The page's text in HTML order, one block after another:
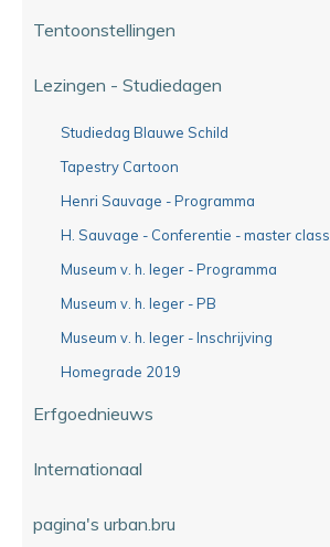
Tentoonstellingen
Lezingen - Studiedagen
Studiedag Blauwe Schild
Tapestry Cartoon
Henri Sauvage - Programma
H. Sauvage - Conferentie - master class
Museum v. h. leger - Programma
Museum v. h. leger - PB
Museum v. h. leger - Inschrijving
Homegrade 2019
Erfgoednieuws
Internationaal
pagina's urban.bru